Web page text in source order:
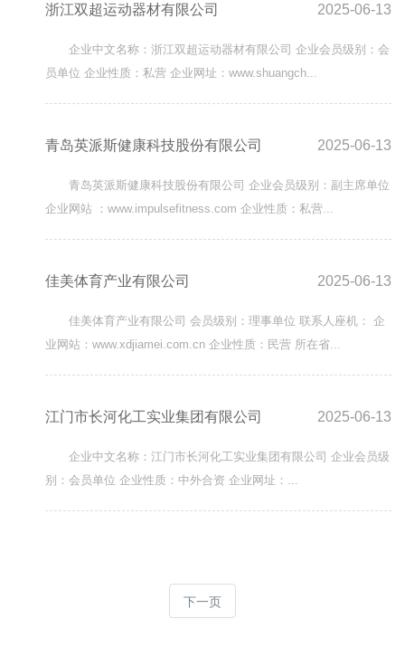
浙江双超运动器材有限公司 2025-06-13
企业中文名称：浙江双超运动器材有限公司 企业会员级别：会
员单位 企业性质：私营 企业网址：www.shuangch...
青岛英派斯健康科技股份有限公司 2025-06-13
青岛英派斯健康科技股份有限公司 企业会员级别：副主席单位
企业网站 ：www.impulsefitness.com 企业性质：私营...
佳美体育产业有限公司 2025-06-13
佳美体育产业有限公司 会员级别：理事单位 联系人座机： 企
业网站：www.xdjiamei.com.cn 企业性质：民营 所在省...
江门市长河化工实业集团有限公司 2025-06-13
企业中文名称：江门市长河化工实业集团有限公司 企业会员级
别：会员单位 企业性质：中外合资 企业网址：...
下一页